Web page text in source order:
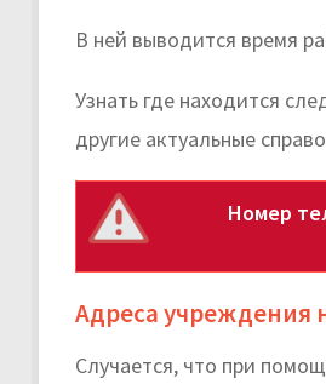
В ней выводится время
Узнать где находится
другие актуальные
Номер
Адреса учреждения
Случается, что при